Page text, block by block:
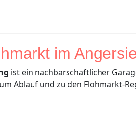
im
ist ein nachbarschaftlicher
Ablauf und zu den Flohmarkt-